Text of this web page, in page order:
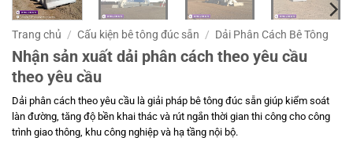
Trang chủ / Cấu kiện bê tông đúc sẵn / Dải Phân Cách Bê Tông
Nhận sản xuất dải phân cách theo yêu cầu
theo yêu cầu
Dải phân cách theo yêu cầu là giải pháp bê tông đúc sẵn giúp kiểm soát
làn đường, tăng độ bền khai thác và rút ngắn thời gian thi công cho công
trình giao thông, khu công nghiệp và hạ tầng nội bộ.